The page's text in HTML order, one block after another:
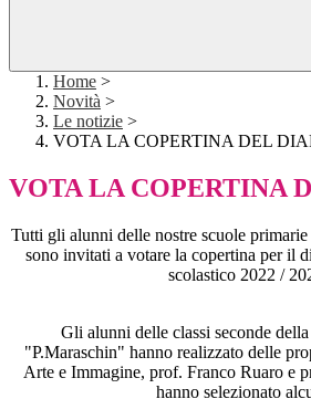
Home >
Novità >
Le notizie >
VOTA LA COPERTINA DEL
VOTA LA COPERTINA
Tutti gli alunni delle nostre scuole primarie
sono invitati a votare la copertina per il
scolastico 2022 /
Gli alunni delle classi seconde
"P.Maraschin" hanno realizzato delle
Arte e Immagine, prof. Franco Ruaro e
hanno selezionato